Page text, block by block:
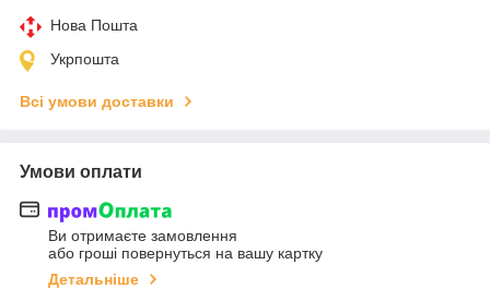
Нова Пошта
Укрпошта
Всі умови доставки
Умови оплати
Ви отримаєте замовлення
або гроші повернуться на вашу картку
Детальніше